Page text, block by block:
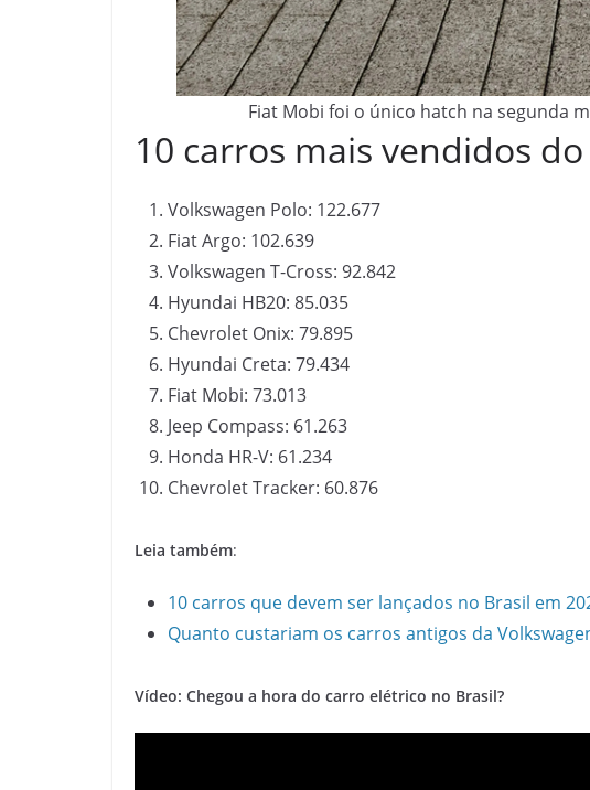
Fiat Mobi foi o único hatch na segunda
10 carros mais vendidos
Volkswagen Polo: 122.677
Fiat Argo: 102.639
Volkswagen T-Cross: 92.842
Hyundai HB20: 85.035
Chevrolet Onix: 79.895
Hyundai Creta: 79.434
Fiat Mobi: 73.013
Jeep Compass: 61.263
Honda HR-V: 61.234
Chevrolet Tracker: 60.876
Leia também:
10 carros que devem ser lançados no Brasil em
Quanto custariam os carros antigos da
Vídeo: Chegou a hora do carro elétrico no Brasil?